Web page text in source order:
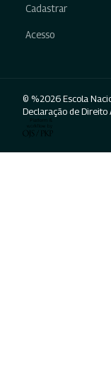
Cadastrar
Acesso
© %2026 Escola
Declaração de Direito